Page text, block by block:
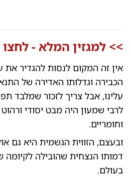
>> למגזין המלא - לחצו
אין זה המקום לנסות להגדיר את
הכבירה וגדלותו האדירה של
עלינו, אבל צריך לזכור שמלבד
לרבי שמעון היה מבט יסודי
וחומריים.
ובעצם, הזווית הגשמית היא גם
דמותו הנצחית שהובילה לקיומה
בעולם.